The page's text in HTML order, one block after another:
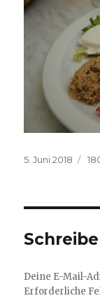
Veröffentlicht
5. Juni 2018
Deine E-Mail-
Erforderliche